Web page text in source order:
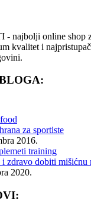
- najbolji online shop
kvalitet i
za sportiste
2016.
zdravo dobiti mišićnu
2020.